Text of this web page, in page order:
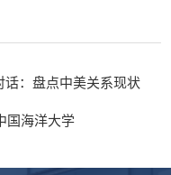
：盘点中美关系现状
国海洋大学